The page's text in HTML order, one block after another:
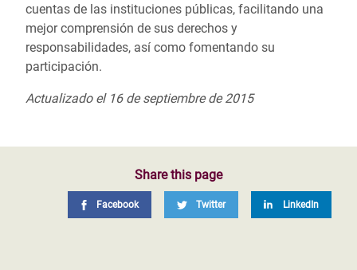
cuentas de las instituciones públicas, facilitando una
mejor comprensión de sus derechos y
responsabilidades, así como fomentando su
participación.
Actualizado el 16 de septiembre de 2015
Share this page
Facebook Twitter LinkedIn